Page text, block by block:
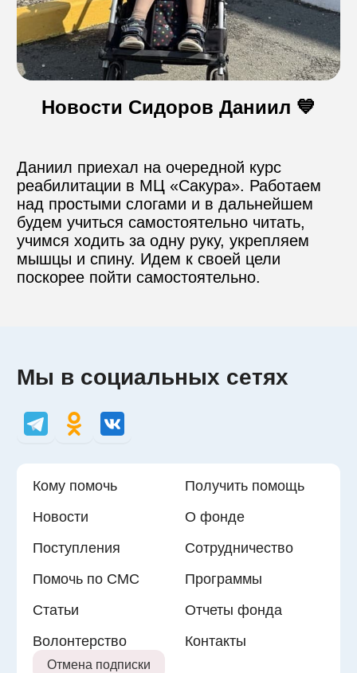
Контакты
Пожертвовать
телефон для связи
+74999610149
e-mail для связи
info@angel-help.ru
Новости Сидоров Даниил 💙
Даниил приехал на очередной курс
реабилитации в МЦ «Сакура». Работаем
над простыми слогами и в дальнейшем
будем учиться самостоятельно читать,
учимся ходить за одну руку, укрепляем
мышцы и спину. Идем к своей цели
поскорее пойти самостоятельно.
Мы в социальных сетях
Кому помочь
Получить помощь
Новости
О фонде
Поступления
Сотрудничество
Помочь по СМС
Программы
Статьи
Отчеты фонда
Волонтерство
Контакты
Отмена подписки